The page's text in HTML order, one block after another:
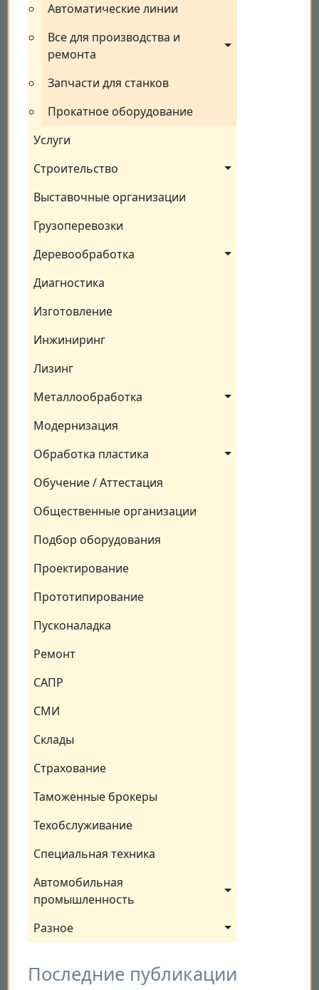
Автоматические линии
Все для производства и
ремонта
Запчасти для станков
Прокатное оборудование
Услуги
Строительство
Выставочные организации
Грузоперевозки
Деревообработка
Диагностика
Изготовление
Инжиниринг
Лизинг
Металлообработка
Модернизация
Обработка пластика
Обучение / Аттестация
Общественные организации
Подбор оборудования
Проектирование
Прототипирование
Пусконаладка
Ремонт
САПР
СМИ
Склады
Страхование
Таможенные брокеры
Техобслуживание
Специальная техника
Автомобильная
промышленность
Разное
Последние публикации